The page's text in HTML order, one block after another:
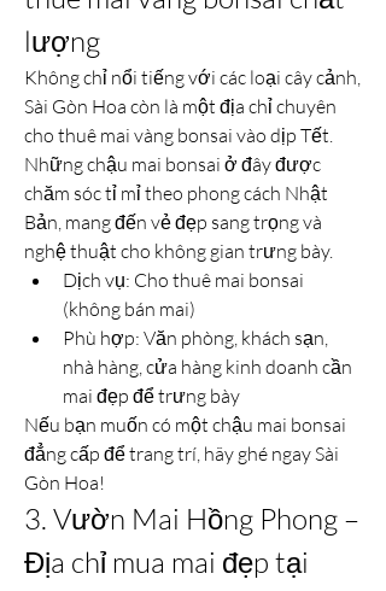
lượng
Không chỉ nổi tiếng với các loại cây cảnh,
Sài Gòn Hoa còn là một địa chỉ chuyên
cho thuê mai vàng bonsai vào dịp Tết.
Những chậu mai bonsai ở đây được
chăm sóc tỉ mỉ theo phong cách Nhật
Bản, mang đến vẻ đẹp sang trọng và
nghệ thuật cho không gian trưng bày.
Dịch vụ: Cho thuê mai bonsai
(không bán mai)
Phù hợp: Văn phòng, khách sạn,
nhà hàng, cửa hàng kinh doanh cần
mai đẹp để trưng bày
Nếu bạn muốn có một chậu mai bonsai
đẳng cấp để trang trí, hãy ghé ngay Sài
Gòn Hoa!
3. Vườn Mai Hồng Phong –
Địa chỉ mua mai đẹp tại